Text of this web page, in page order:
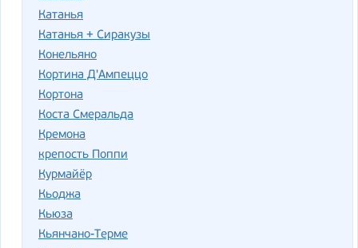
Катанья
Катанья + Сиракузы
Конельяно
Кортина Д'Ампеццо
Кортона
Коста Смеральда
Кремона
крепость Поппи
Курмайёр
Кьоджа
Кьюза
Кьянчано-Терме